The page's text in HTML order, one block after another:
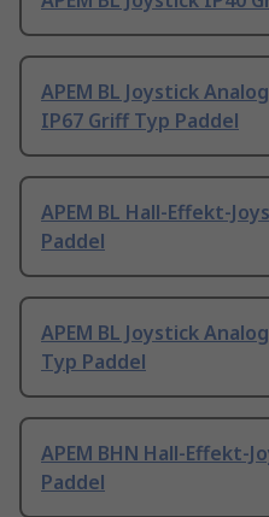
APEM BL Joystick
IP67 Griff Typ Paddel
APEM BL Hall-Effekt-
Paddel
APEM BL Joystick
Typ Paddel
APEM BHN Hall-Effekt-
Paddel